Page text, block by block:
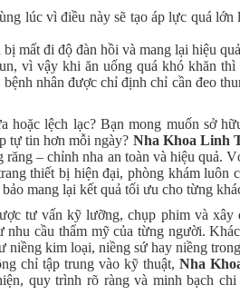
lúc vì điều này sẽ tạo áp lực quá lớn
mất đi độ đàn hồi và mang lại hiệu
vì vậy khi ăn uống quá khó khăn thì
nhân được chỉ định chỉ cần đeo
hoặc lệch lạc? Bạn mong muốn sở
tự tin hơn mỗi ngày? Nha Khoa Linh
– chỉnh nha an toàn và hiệu quả.
thiết bị hiện đại, phòng khám luôn
mang lại kết quả tối ưu cho từng
tư vấn kỹ lưỡng, chụp phim và xây
cầu thẩm mỹ của từng người.
niềng kim loại, niềng sứ hay niềng
chỉ tập trung vào kỹ thuật,Nha
quy trình rõ ràng và minh bạch